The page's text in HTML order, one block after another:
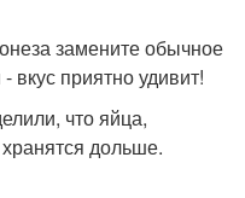
замените обычное
вкус приятно удивит!
что яйца,
дольше.